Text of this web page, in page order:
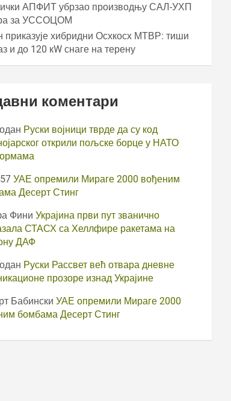
АПФИТ убрзао производњу САЛ-УХП
за УССОЦОМ
приказује хибридни Осхкосх МТВР: тиши
и до 120 кW снаге на терену
коментари
Руски војници тврде да су код
открили пољске борце у НАТО
УАЕ опремили Мираге 2000 вођеним
Десерт Стинг
Фини Украјина први пут званично
СТАСХ са Хеллфире ракетама на
ДАФ
Руски Рассвет већ отвара дневне
прозоре изнад Украјине
Бабински УАЕ опремили Мираге 2000
бомбама Десерт Стинг